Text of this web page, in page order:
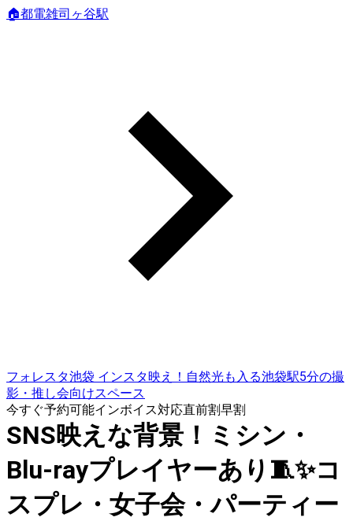
🏠都電雑司ヶ谷駅
フォレスタ池袋 インスタ映え！自然光も入る池袋駅5分の撮
影・推し会向けスペース
今すぐ予約可能インボイス対応直前割早割
SNS映えな背景！ミシン・
Blu-rayプレイヤーあり🧵✨コ
スプレ・女子会・パーティー